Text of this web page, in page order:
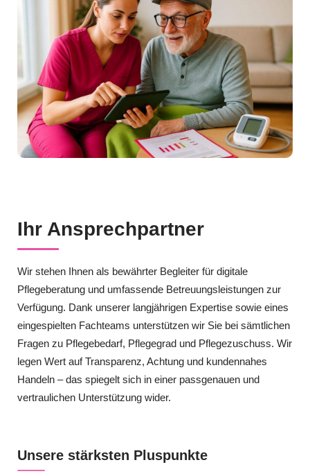
Ihr Ansprechpartner
Wir stehen Ihnen als bewährter Begleiter für digitale
Pflegeberatung und umfassende Betreuungsleistungen zur
Verfügung. Dank unserer langjährigen Expertise sowie eines
eingespielten Fachteams unterstützen wir Sie bei sämtlichen
Fragen zu Pflegebedarf, Pflegegrad und Pflegezuschuss. Wir
legen Wert auf Transparenz, Achtung und kundennahes
Handeln – das spiegelt sich in einer passgenauen und
vertraulichen Unterstützung wider.
Unsere stärksten Pluspunkte